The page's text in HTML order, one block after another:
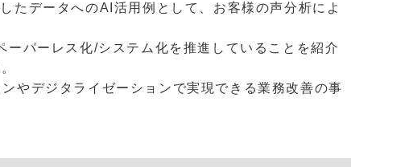
たデータへのAI活用例として、お客様の声分析によ
パーレス化/システム化を推進していることを紹介
やデジタライゼーションで実現できる業務改善の事